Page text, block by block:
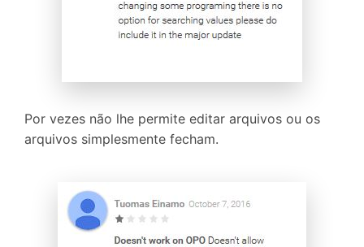
Por vezes não lhe permite editar arquivos ou os
arquivos simplesmente fecham.